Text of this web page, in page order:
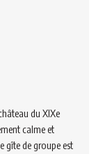
du XIXe
calme et
gîte de groupe est